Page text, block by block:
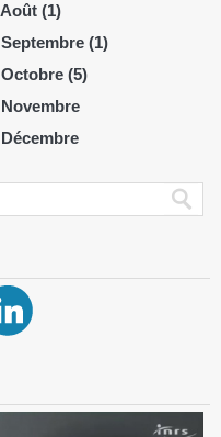
Août (1)
Septembre (1)
Octobre (5)
Novembre
Décembre